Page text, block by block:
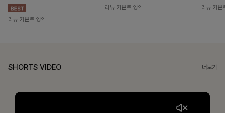
리뷰 카운트 영역
리뷰 카운트 영역 리뷰 카운
SHORTS VIDEO 더보기